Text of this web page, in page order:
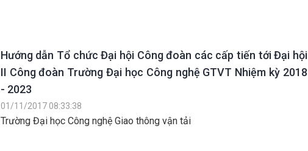
Hướng dẫn Tổ chức Đại hội Công đoàn các cấp tiến tới Đại hội
II Công đoàn Trường Đại học Công nghệ GTVT Nhiệm kỳ 2018
- 2023
01/11/2017 08:33:38
Trường Đại học Công nghệ Giao thông vận tải